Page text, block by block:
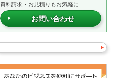
資料請求・お見積りもお気軽に
お問い合わせ